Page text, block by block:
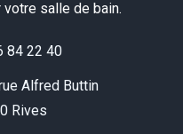
salle de bain.
84 22 40
Alfred Buttin
Rives